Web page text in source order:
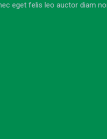
eget felis leo auctor diam